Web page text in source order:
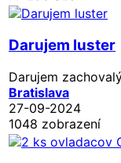
Darujem luster
Darujem
Bratislava
27-09-2024
1048 zobrazení